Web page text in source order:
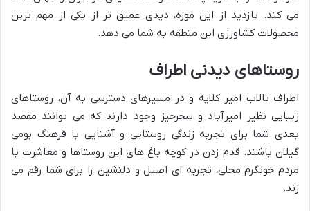
می کند. بازدید از این موزه، دیدی عمیق تر از یکی از مهم ترین
محصولات کشاورزی این منطقه به شما می دهد.
روستاهای دیدنی اطراف
اطراف تالاب امیر کلایه و در مسیرهای دسترسی به آن، روستاهای
زیبایی نظیر امیرآباد و سحرخیز وجود دارند که می توانند مقصد
بعدی شما برای تجربه زندگی روستایی و آشنایی با فرهنگ بومی
گیلان باشند. قدم زدن در کوچه باغ های این روستاها و معاشرت با
مردم خونگرم محلی، تجربه ای اصیل و دلنشین را برای شما رقم می
زند.